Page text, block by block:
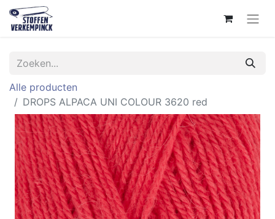
Alle producten
DROPS ALPACA UNI COLOUR 3620 red